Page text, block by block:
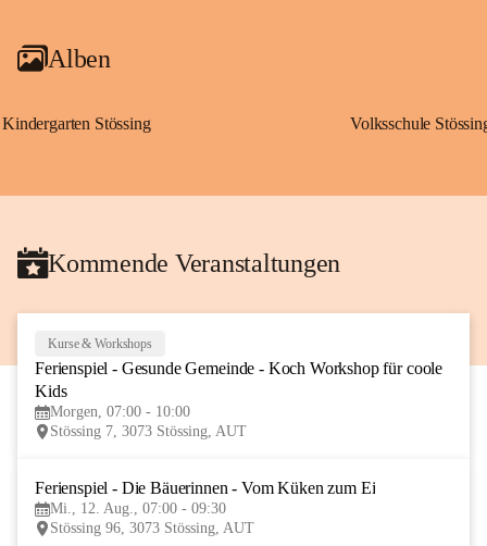
Alben
Kindergarten Stössing Volksschule
Kommende Veranstaltungen
AUG
Kurse & Workshops
Ferienspiel - Gesunde Gemeinde - Koch Workshop für coole
Kids
Morgen, 07:00 - 10:00
Stössing 7, 3073 Stössing, AUT
Ferienspiel - Die Bäuerinnen - Vom Küken zum Ei
Mi., 12. Aug., 07:00 - 09:30
Stössing 96, 3073 Stössing, AUT